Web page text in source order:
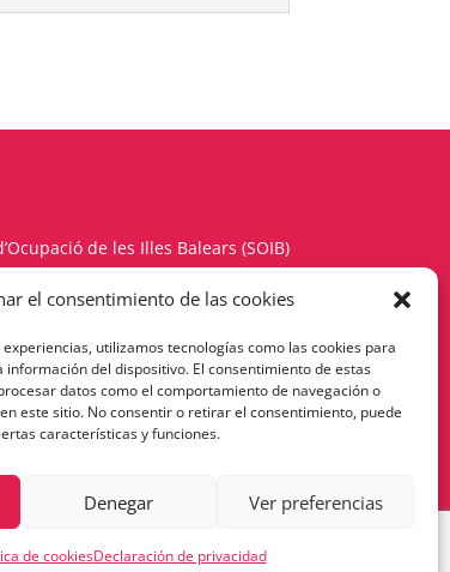
el consentimiento de las cookies
utilizamos tecnologías como las cookies para
del dispositivo. El consentimiento de estas
datos como el comportamiento de navegación o
este sitio. No consentir o retirar el consentimiento, puede
características y funciones.
Denegar Ver preferencias
de cookiesDeclaración de privacidad
de les Illes Balears (SOIB)
Gremi d’Hortolans, 11, 1a planta
Telèfon 971177900 – Fax 971176342
Política de Privacitat